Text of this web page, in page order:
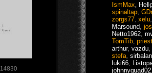
14830
IsmMax
spinaltap
zorgs77 xelu
Marsound
Netto1962
TomTib
arthur, vazdu
stefa sirbalan
luki66
johnnyquad02